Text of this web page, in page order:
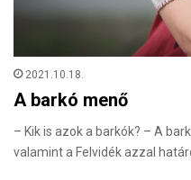
2021.10.18.
A barkó menő
– Kik is azok a barkók? – A
valamint a Felvidék azzal